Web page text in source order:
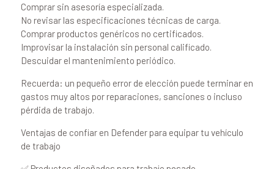
Comprar sin asesoría especializada.
No revisar las especificaciones técnicas de carga.
Comprar productos genéricos no certificados.
Improvisar la instalación sin personal calificado.
Descuidar el mantenimiento periódico.
Recuerda: un pequeño error de elección puede terminar en
gastos muy altos por reparaciones, sanciones o incluso
pérdida de trabajo.
Ventajas de confiar en Defender para equipar tu vehículo
de trabajo